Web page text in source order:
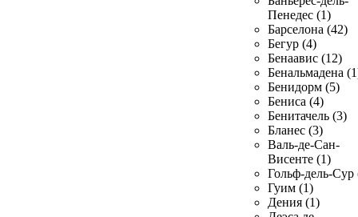
Пенедес (1)
Барселона (42)
Бегур (4)
Бенаавис (12)
Бенальмадена
Бенидорм (5)
Бениса (4)
Бенитачель (3)
Бланес (3)
Валь-де-Сан-
Висенте (1)
Гольф-дель-Сур
Гуим (1)
Дения (1)